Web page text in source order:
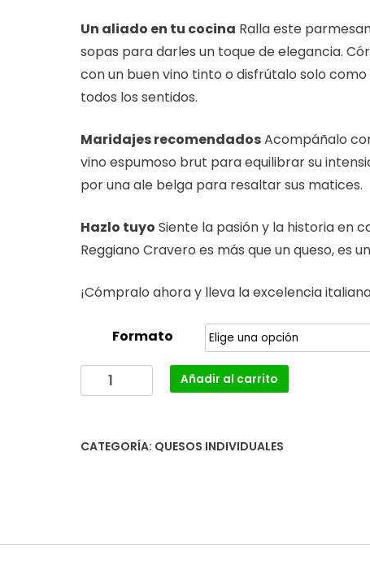
Un aliado en tu cocina Ralla este
sopas para darles un toque de elegancia.
con un buen vino tinto o disfrútalo solo
todos los sentidos.
Maridajes recomendadosAcompáñalo
vino espumoso brut para equilibrar su
por una ale belga para resaltar sus matices.
Hazlo tuyo Siente la pasión y la historia en
Reggiano Cravero es más que un queso, es
¡Cómpralo ahora y lleva la excelencia
Formato
Parmigiano
Reggiano
cantidad
Añadir al carrito
CATEGORÍA: QUESOS INDIVIDUALES